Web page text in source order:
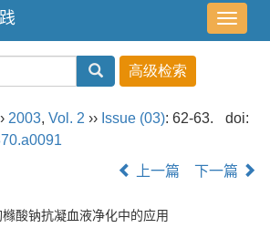
导
航
2003, Vol. 2 ›› Issue (03): 62-63.
doi:
上一篇 下一篇
酸钠抗凝血液净化中的应用